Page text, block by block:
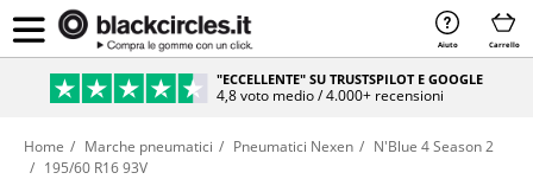
Aiuto Carrello
"ECCELLENTE" SU TRUSTSPILOT E GOOGLE
4,8 voto medio / 4.000+ recensioni
Home Marche pneumatici Pneumatici Nexen
N'Blue 4 Season 2
195/60 R16 93V